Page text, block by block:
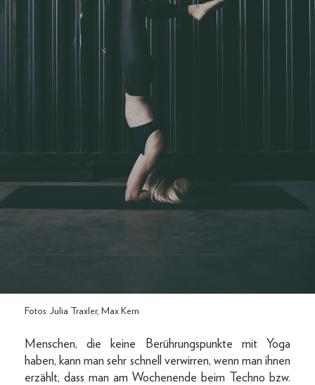
Fotos: Julia Traxler, Max Kern
Menschen, die keine Berührungspunkte mit Yoga
haben, kann man sehr schnell verwirren, wenn man ihnen
erzählt, dass man am Wochenende beim Techno bzw.